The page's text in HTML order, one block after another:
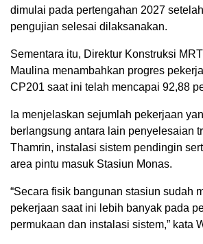
dimulai pada pertengahan 2027
pengujian selesai dilaksanakan.
Sementara itu, Direktur Konstruksi
Maulina menambahkan progres
CP201 saat ini telah mencapai 92,88
Ia menjelaskan sejumlah pekerjaan
berlangsung antara lain penyelesaian
Thamrin, instalasi sistem pendingin
area pintu masuk Stasiun Monas.
“Secara fisik bangunan stasiun sudah
pekerjaan saat ini lebih banyak pada
permukaan dan instalasi sistem,” kata